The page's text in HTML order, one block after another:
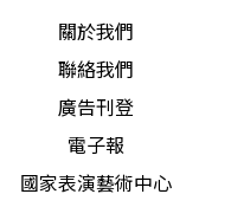
關於我們
聯絡我們
廣告刊登
電子報
國家表演藝術中心